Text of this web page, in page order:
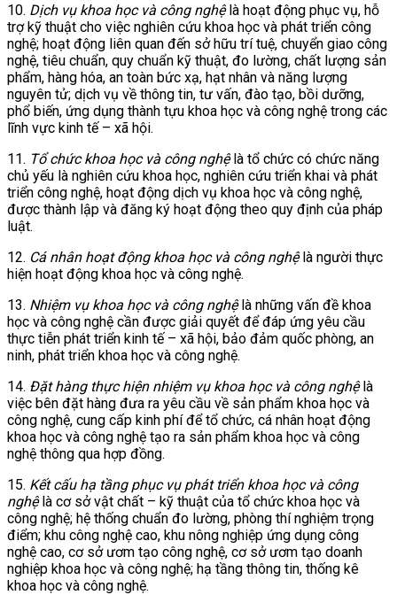
10. Dịch vụ khoa học và công nghệlà hoạt động phục vụ, hỗ
trợ kỹ thuật cho việc nghiên cứu khoa học và phát triển công
nghệ; hoạt động liên quan đến sở hữu trí tuệ, chuyển giao công
nghệ, tiêu chuẩn, quy chuẩn kỹ thuật, đo lường, chất lượng sản
phẩm, hàng hóa, an toàn bức xạ, hạt nhân và năng lượng
nguyên tử; dịch vụ về thông tin, tư vấn, đào tạo, bồi dưỡng,
phổ biến, ứng dụng thành tựu khoa học và công nghệ trong các
lĩnh vực kinh tế – xã hội.
11. Tổ chức khoa học và công nghệlà tổ chức có chức năng
chủ yếu là nghiên cứu khoa học, nghiên cứu triển khai và phát
triển công nghệ, hoạt động dịch vụ khoa học và công nghệ,
được thành lập và đăng ký hoạt động theo quy định của pháp
luật.
12. Cá nhân hoạt động khoa học và công nghệlà người thực
hiện hoạt động khoa học và công nghệ.
13. Nhiệm vụ khoa học và công nghệlà những vấn đề khoa
học và công nghệ cần được giải quyết để đáp ứng yêu cầu
thực tiễn phát triển kinh tế – xã hội, bảo đảm quốc phòng, an
ninh, phát triển khoa học và công nghệ.
14. Đặt hàng thực hiện nhiệm vụ khoa học và công nghệlà
việc bên đặt hàng đưa ra yêu cầu về sản phẩm khoa học và
công nghệ, cung cấp kinh phí để tổ chức, cá nhân hoạt động
khoa học và công nghệ tạo ra sản phẩm khoa học và công
nghệ thông qua hợp đồng.
15. Kết cấu hạ tầng phục vụ phát triển khoa học và công
nghệlà cơ sở vật chất – kỹ thuật của tổ chức khoa học và
công nghệ; hệ thống chuẩn đo lường, phòng thí nghiệm trọng
điểm; khu công nghệ cao, khu nông nghiệp ứng dụng công
nghệ cao, cơ sở ươm tạo công nghệ, cơ sở ươm tạo doanh
nghiệp khoa học và công nghệ; hạ tầng thông tin, thống kê
khoa học và công nghệ.